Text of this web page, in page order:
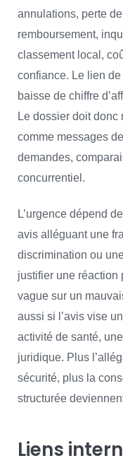
annulations, perte
remboursement,
classement local,
confiance. Le lien
baisse de chiffre
Le dossier doit
comme messages
demandes,
concurrentiel.
L’urgence dépend
avis alléguant une
discrimination ou
justifier une réaction
vague sur un
aussi si l’avis vise
activité de santé,
juridique. Plus
sécurité, plus la
structurée
Liens